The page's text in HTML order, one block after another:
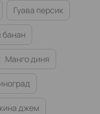
Гуава персик
банан
Манго диня
джем